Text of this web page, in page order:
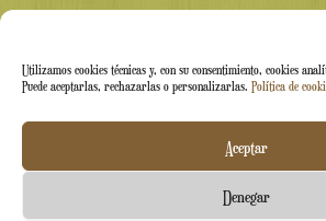
Utilizamos cookies técnicas y, con su consentimiento, cookies
Puede aceptarlas, rechazarlas o personalizarlas. Política de
Aceptar
Denegar
Arti&Inventive ® 2005-2026 | N.º
Empresa inscrita en el Registro de
Índice Económico-Administrativo